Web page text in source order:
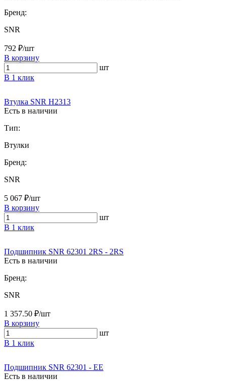
Бренд:
SNR
792 ₽/шт
В корзину
шт
В 1 клик
Втулка SNR H2313
Есть в наличии
Тип:
Втулки
Бренд:
SNR
5 067 ₽/шт
В корзину
шт
В 1 клик
Подшипник SNR 62301 2RS - 2RS
Есть в наличии
Бренд:
SNR
1 357.50 ₽/шт
В корзину
шт
В 1 клик
Подшипник SNR 62301 - EE
Есть в наличии